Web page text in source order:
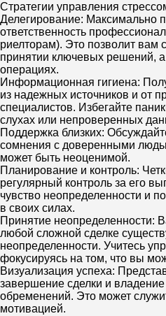
Стратегии управления
Делегирование: Максимально
ответственность
риелторам). Это позволит вам
принятии ключевых решений,
операциях.
Информационная гигиена:
из надежных источников и от
специалистов. Избегайте
слухах или непроверенных
Поддержка близких:
сомнения с доверенными
может быть неоценимой.
Планирование и контроль:
регулярный контроль за его
чувство неопределенности и
в своих силах.
Принятие неопределенности:
любой сложной сделке
неопределенности. Учитесь
фокусируясь на том, что вы
Визуализация успеха:
завершение сделки и владение
обременений. Это может
мотивацией.